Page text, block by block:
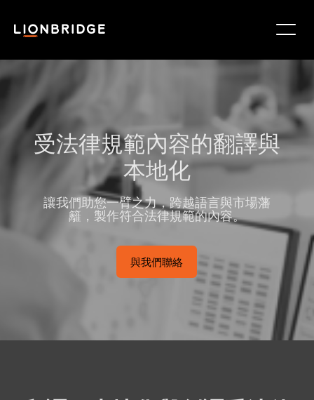
受法律規範內容的翻譯與
本地化
讓我們助您一臂之力，跨越語言與市場藩
籬，製作符合法律規範的內容。
與我們聯絡